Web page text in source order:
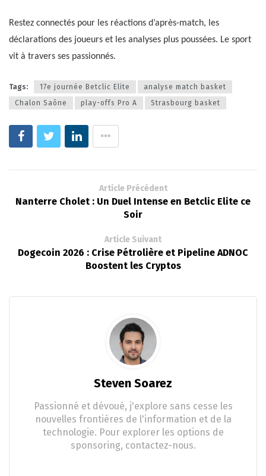
Restez connectés pour les réactions d’après-match, les
déclarations des joueurs et les analyses plus poussées. Le sport
vit à travers ses passionnés.
Tags: 17e journée Betclic Elite
analyse match basket
Chalon Saône
play-offs Pro A Strasbourg basket
Article Précédent
Nanterre Cholet : Un Duel Intense en Betclic Elite ce
Soir
Article Suivant
Dogecoin 2026 : Crise Pétrolière et Pipeline ADNOC
Boostent les Cryptos
Steven Soarez
Passionné et dévoué, j'explore sans cesse les
nouvelles frontières de l'information et de la
technologie. Pour explorer les options de
sponsoring, contactez-nous.